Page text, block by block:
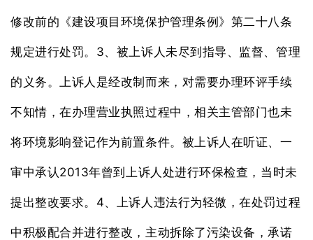
修改前的《建设项目环境保护管理条例》第二十八条
规定进行处罚。 3、被上诉人未尽到指导、监督、管理
的义务。上诉人是经改制而来，对需要办理环评手续
不知情，在办理营业执照过程中，相关主管部门也未
将环境影响登记作为前置条件。被上诉人在听证、一
审中承认 2013年曾到上诉人处进行环保检查，当时未
提出整改要求。 4、上诉人违法行为轻微，在处罚过程
中积极配合并进行整改，主动拆除了污染设备，承诺